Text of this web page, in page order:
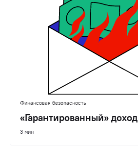
Финансовая безопасность
«Гарантированный» доход
3 мин